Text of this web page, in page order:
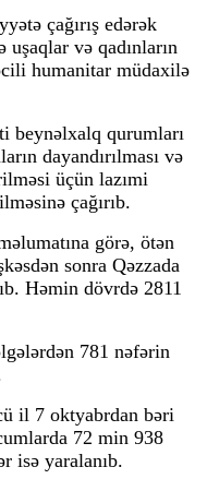
çağırış edərək
və qadınların
humanitar müdaxilə
beynəlxalq qurumları
dayandırılması və
üçün lazımi
çağırıb.
görə, ötən
sonra Qəzzada
Həmin dövrdə 2811
781 nəfərin
il 7 oktyabrdan bəri
72 min 938
isə yaralanıb.